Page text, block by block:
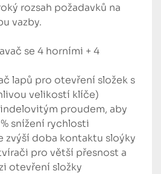
rozsah požadavků na
vazby.
se 4 horními + 4
lapů pro otevření složek s
velikostí klíče)
proudem, aby
snížení rychlosti
zvýší doba kontaktu sloýky
pro větší přesnost a
otevření složky